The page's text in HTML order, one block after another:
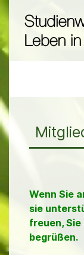
Wenn Sie
sie
freuen, Sie
begrüßen.